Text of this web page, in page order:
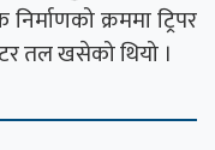
क्रममा ट्रिपर
तल खसेको थियो ।